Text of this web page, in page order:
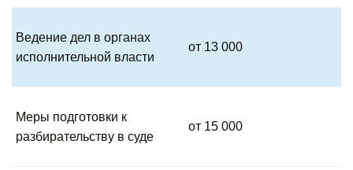
Ведение дел в органах
исполнительной власти
от 13 000
Меры подготовки к
разбирательству в суде
от 15 000